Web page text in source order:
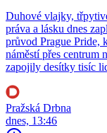
Duhové vlajky,
práva a lásku dnes
průvod Prague Pride,
náměstí přes centrum
zapojily desítky tisíc
Pražská Drbna
dnes, 13:46